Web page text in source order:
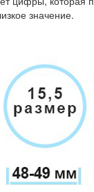
значение.